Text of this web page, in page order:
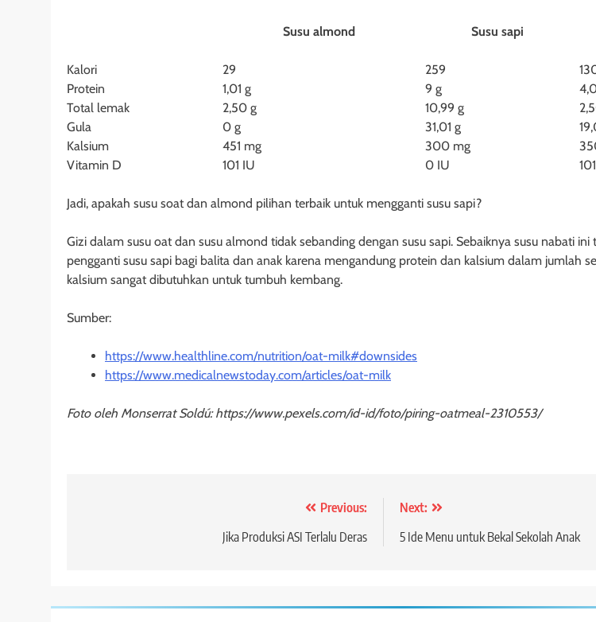
Susu almond Susu sapi
Kalori 29 259
Protein
1,01 g 9 g
Total lemak
2,50 g 10,99 g
Gula
0 g 31,01 g
Kalsium
451 mg 300 mg
Vitamin D
101 IU 0 IU
Jadi, apakah susu soat dan almond pilihan terbaik untuk mengganti susu sapi?
Gizi dalam susu oat dan susu almond tidak sebanding dengan susu sapi. Sebaiknya susu nabati ini
pengganti susu sapi bagi balita dan anak karena mengandung protein dan kalsium dalam jumlah
kalsium sangat dibutuhkan untuk tumbuh kembang.
Sumber:
https://www.healthline.com/nutrition/oat-milk#downsides
https://www.medicalnewstoday.com/articles/oat-milk
Foto oleh Monserrat Soldú: https://www.pexels.com/id-id/foto/piring-oatmeal-2310553/
Previous:
Jika Produksi ASI Terlalu Deras
Next:
5 Ide Menu untuk Bekal Sekolah Anak